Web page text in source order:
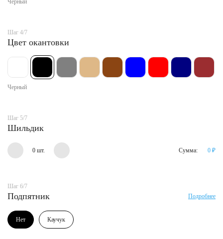
Черный
Шаг 4/7
Цвет окантовки
Черный
Шаг 5/7
Шильдик
0 шт. Сумма: 0 ₽
Шаг 6/7
Подпятник Подробнее
Нет Каучук